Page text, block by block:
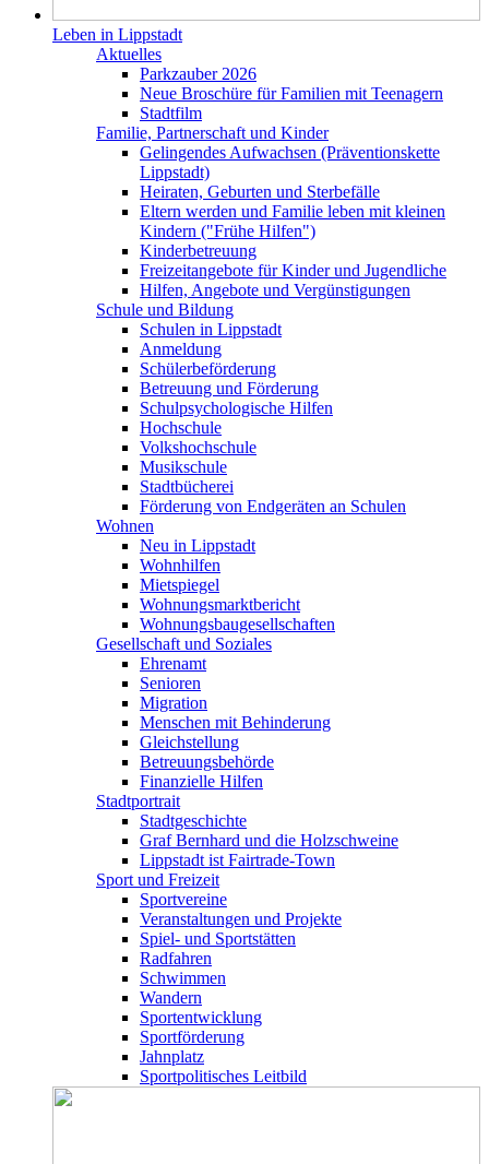
Leben in Lippstadt
Aktuelles
Parkzauber 2026
Neue Broschüre für Familien mit Teenagern
Stadtfilm
Familie, Partnerschaft und Kinder
Gelingendes Aufwachsen (Präventionskette
Lippstadt)
Heiraten, Geburten und Sterbefälle
Eltern werden und Familie leben mit kleinen
Kindern ("Frühe Hilfen")
Kinderbetreuung
Freizeitangebote für Kinder und Jugendliche
Hilfen, Angebote und Vergünstigungen
Schule und Bildung
Schulen in Lippstadt
Anmeldung
Schülerbeförderung
Betreuung und Förderung
Schulpsychologische Hilfen
Hochschule
Volkshochschule
Musikschule
Stadtbücherei
Förderung von Endgeräten an Schulen
Wohnen
Neu in Lippstadt
Wohnhilfen
Mietspiegel
Wohnungsmarktbericht
Wohnungsbaugesellschaften
Gesellschaft und Soziales
Ehrenamt
Senioren
Migration
Menschen mit Behinderung
Gleichstellung
Betreuungsbehörde
Finanzielle Hilfen
Stadtportrait
Stadtgeschichte
Graf Bernhard und die Holzschweine
Lippstadt ist Fairtrade-Town
Sport und Freizeit
Sportvereine
Veranstaltungen und Projekte
Spiel- und Sportstätten
Radfahren
Schwimmen
Wandern
Sportentwicklung
Sportförderung
Jahnplatz
Sportpolitisches Leitbild